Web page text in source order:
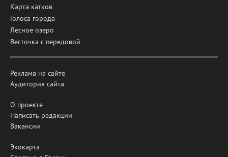
Карта катков
Голоса города
Лесное озеро
Весточка с передовой
Реклама на сайте
Аудитория сайта
О проекте
Написать редакции
Вакансии
Экокарта